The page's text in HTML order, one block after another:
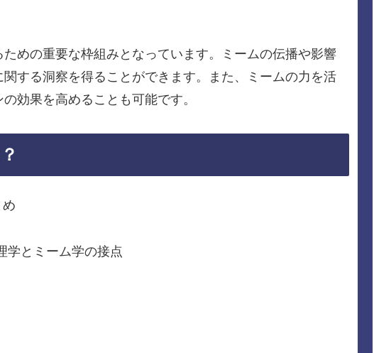
めの重要な枠組みとなっています。ミームの伝播や影響
する洞察を得ることができます。また、ミームの力を活
効果を高めることも可能です。